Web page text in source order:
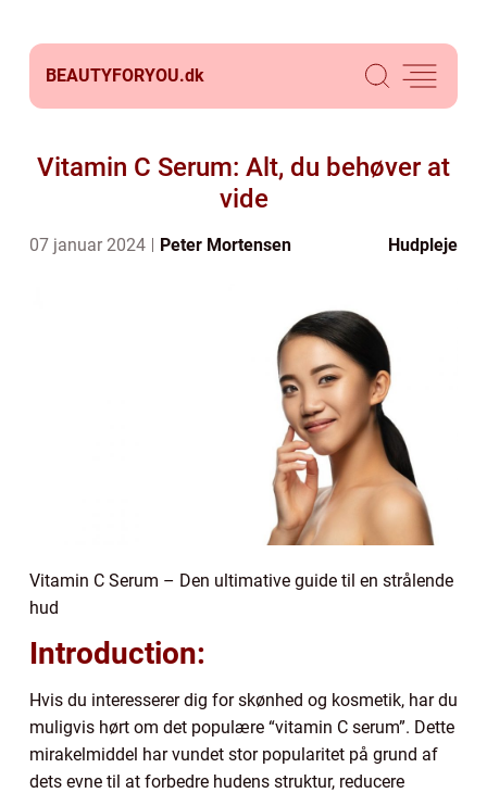
BEAUTYFORYOU.dk
Vitamin C Serum: Alt, du behøver at
vide
07 januar 2024 Peter Mortensen Hudpleje
Vitamin C Serum – Den ultimative guide til en strålende
hud
Introduction:
Hvis du interesserer dig for skønhed og kosmetik, har du
muligvis hørt om det populære “vitamin C serum”. Dette
mirakelmiddel har vundet stor popularitet på grund af
dets evne til at forbedre hudens struktur, reducere